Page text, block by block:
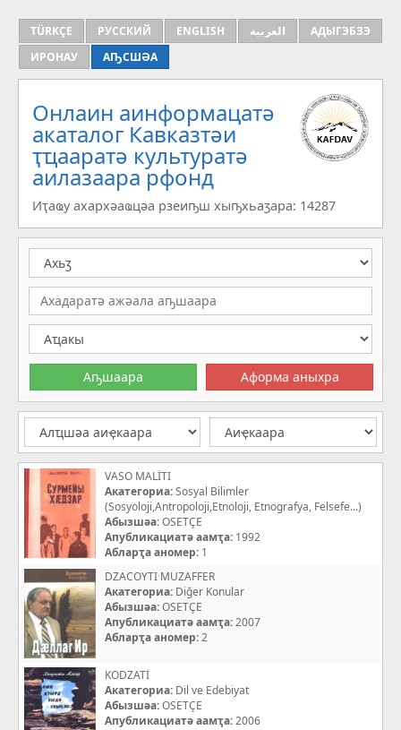
TÜRKÇE РУССКИЙ ENGLISH العربية
АДЫГЭБЗЭ
ИРОНАУ
АҦСШӘА
Онлаин аинформацатә
aкаталог Кавказтәи
ҭҵааратә культуратә
аилазаара рфонд
Иҭаҩу ахархәаҩцәа рзеиҧш хыҧхьаӡара: 14287
VASO MALİTI
Акатегориа:Sosyal Bilimler
(Sosyoloji,Antropoloji,Etnoloji, Etnografya, Felsefe...)
Абызшәа:OSETÇE
Апубликациатә аамҭа: 1992
Абларҭа аномер: 1
DZACOYTI MUZAFFER
Акатегориа: Diğer Konular
Абызшәа:OSETÇE
Апубликациатә аамҭа:2007
Абларҭа аномер:2
KODZATİ
Акатегориа: Dil ve Edebiyat
Абызшәа:OSETÇE
Апубликациатә аамҭа:2006